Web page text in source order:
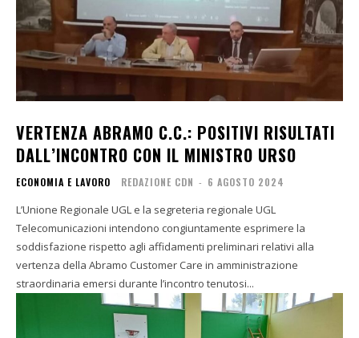
VERTENZA ABRAMO C.C.: POSITIVI RISULTATI
DALL’INCONTRO CON IL MINISTRO URSO
ECONOMIA E LAVORO REDAZIONE CDN - 6 AGOSTO 2024
L’Unione Regionale UGL e la segreteria regionale UGL
Telecomunicazioni intendono congiuntamente esprimere la
soddisfazione rispetto agli affidamenti preliminari relativi alla
vertenza della Abramo Customer Care in amministrazione
straordinaria emersi durante l’incontro tenutosi...